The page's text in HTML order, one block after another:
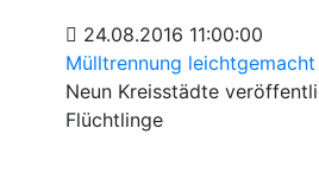
24.08.2016 11:00:00
Mülltrennung leichtgemacht
Neun Kreisstädte
Flüchtlinge